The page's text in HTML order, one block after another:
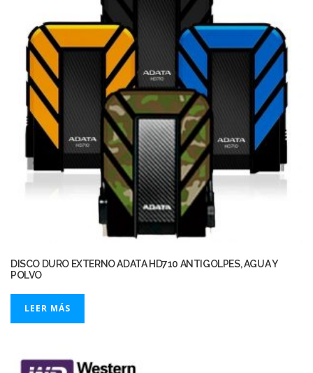
DISCO DURO EXTERNO ADATA HD710 ANTIGOLPES, AGUA Y
POLVO
LEER MÁS